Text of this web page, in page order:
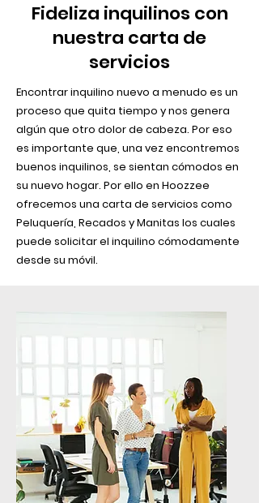
Fideliza inquilinos con
nuestra carta de
servicios
Encontrar inquilino nuevo a menudo es un
proceso que quita tiempo y nos genera
algún que otro dolor de cabeza. Por eso
es importante que, una vez encontremos
buenos inquilinos, se sientan cómodos en
su nuevo hogar. Por ello en Hoozzee
ofrecemos una carta de servicios como
Peluquería, Recados y Manitas los cuales
puede solicitar el inquilino cómodamente
desde su móvil.